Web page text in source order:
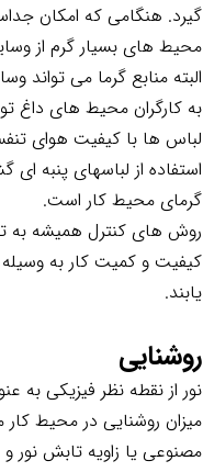
گیرد. هنگامی که امکان
محیط های بسیار گرم از
البته منابع گرما می
به کارگران محیط های داغ
لباس ها با کیفیت هوای
استفاده از لباسهای پنبه
گرمای محیط کار است.
روش های کنترل همیشه به
کیفیت و کمیت کار به وسیله
یابند.
روشنایی
نور از نقطه نظر فیزیکی به عنوان
میزان روشنایی در محیط
مصنوعی یا زاویه تابش نور